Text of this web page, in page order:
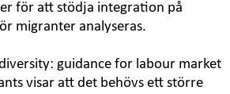
för att stödja integration på
migranter analyseras.
guidance for labour market
visar att det behövs ett större